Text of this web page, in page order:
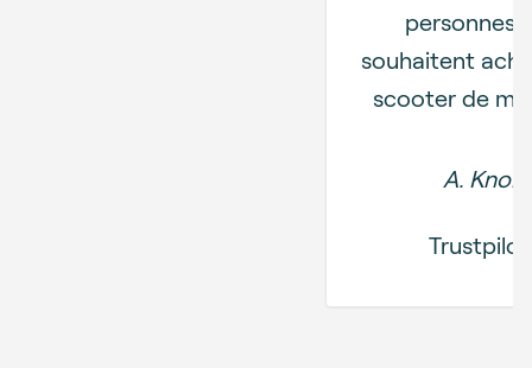
personnes
souhaitent
scooter de
A. Knol
Trustpilot